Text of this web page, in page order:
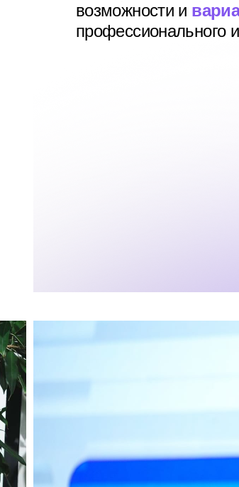
возможности и
профессионального